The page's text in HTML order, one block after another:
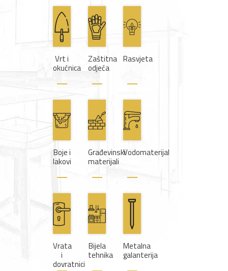
Vrt i
okućnica
Zaštitna
odjeća
Rasvjeta
Boje i
lakovi
Građevinski
materijali
Vodomaterijal
Vrata
i
dovratnici
Bijela
tehnika
Metalna
galanterija